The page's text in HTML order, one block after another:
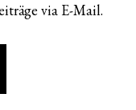
via E-Mail.